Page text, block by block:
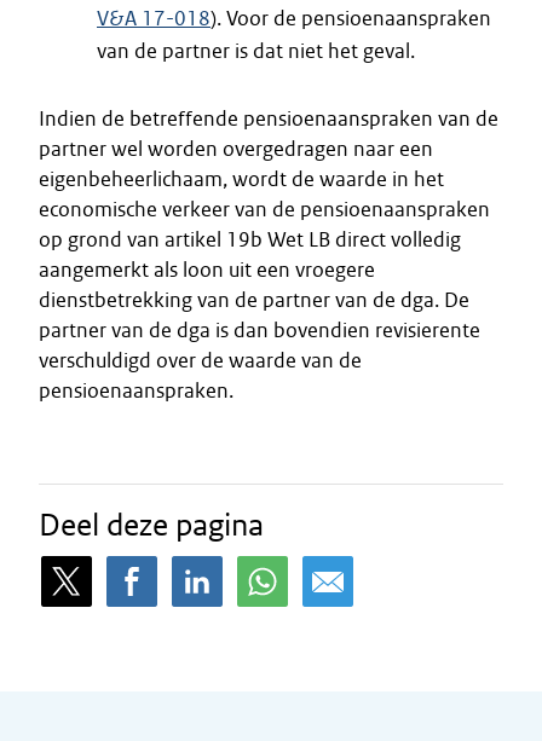
V&A 17-018). Voor de pensioenaanspraken
van de partner is dat niet het geval.
Indien de betreffende pensioenaanspraken van de
partner wel worden overgedragen naar een
eigenbeheerlichaam, wordt de waarde in het
economische verkeer van de pensioenaanspraken
op grond van artikel 19b Wet LB direct volledig
aangemerkt als loon uit een vroegere
dienstbetrekking van de partner van de dga. De
partner van de dga is dan bovendien revisierente
verschuldigd over de waarde van de
pensioenaanspraken.
Deel deze pagina